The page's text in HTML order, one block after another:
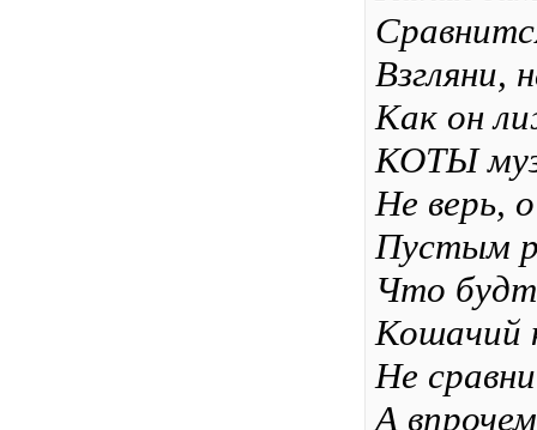
Взгляни,
Как он
КОТЫ
Не верь,
Пустым
Что
Кошачий
Не
А